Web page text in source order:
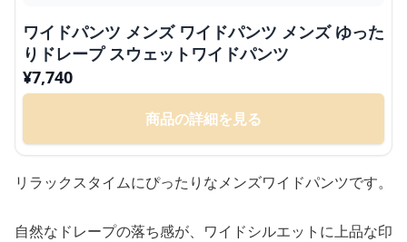
ワイドパンツ メンズ ワイドパンツ メンズ ゆった
りドレープ スウェットワイドパンツ
¥7,740
商品の詳細を見る
リラックスタイムにぴったりなメンズワイドパンツです。
自然なドレープの落ち感が、ワイドシルエットに上品な印